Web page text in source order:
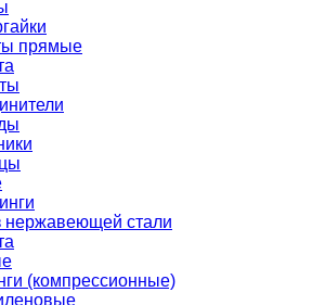
прямые
нержавеющей стали
(компрессионные)